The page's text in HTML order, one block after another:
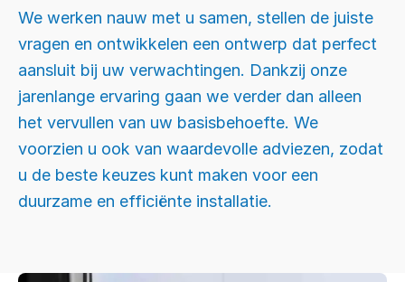
We werken nauw met u samen, stellen de juiste
vragen en ontwikkelen een ontwerp dat perfect
aansluit bij uw verwachtingen. Dankzij onze
jarenlange ervaring gaan we verder dan alleen
het vervullen van uw basisbehoefte. We
voorzien u ook van waardevolle adviezen, zodat
u de beste keuzes kunt maken voor een
duurzame en efficiënte installatie.